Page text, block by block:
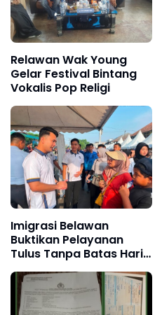
Relawan Wak Young
Gelar Festival Bintang
Vokalis Pop Religi
Imigrasi Belawan
Buktikan Pelayanan
Tulus Tanpa Batas Hari
Libur